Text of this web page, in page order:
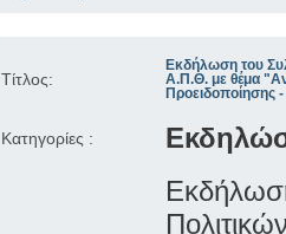
Τίτλος:
Εκδήλωση του
Α.Π.Θ. με θέμα
Προειδοποίησης -
Κατηγορίες :